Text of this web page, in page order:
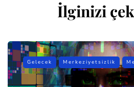
İlginizi
Gelecek Merkeziyetsizlik